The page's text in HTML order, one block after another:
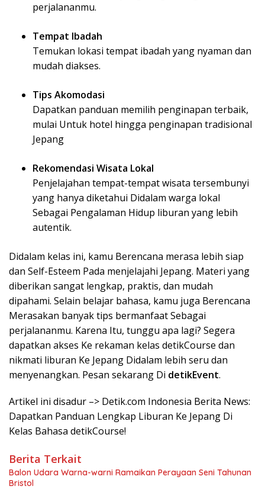
perjalananmu.
Tempat Ibadah
Temukan lokasi tempat ibadah yang nyaman dan
mudah diakses.
Tips Akomodasi
Dapatkan panduan memilih penginapan terbaik,
mulai Untuk hotel hingga penginapan tradisional
Jepang
Rekomendasi Wisata Lokal
Penjelajahan tempat-tempat wisata tersembunyi
yang hanya diketahui Didalam warga lokal
Sebagai Pengalaman Hidup liburan yang lebih
autentik.
Didalam kelas ini, kamu Berencana merasa lebih siap
dan Self-Esteem Pada menjelajahi Jepang. Materi yang
diberikan sangat lengkap, praktis, dan mudah
dipahami. Selain belajar bahasa, kamu juga Berencana
Merasakan banyak tips bermanfaat Sebagai
perjalananmu. Karena Itu, tunggu apa lagi? Segera
dapatkan akses Ke rekaman kelas detikCourse dan
nikmati liburan Ke Jepang Didalam lebih seru dan
menyenangkan. Pesan sekarang Di detikEvent.
Artikel ini disadur –> Detik.com Indonesia Berita News:
Dapatkan Panduan Lengkap Liburan Ke Jepang Di
Kelas Bahasa detikCourse!
Berita Terkait
Balon Udara Warna-warni Ramaikan Perayaan Seni Tahunan
Bristol